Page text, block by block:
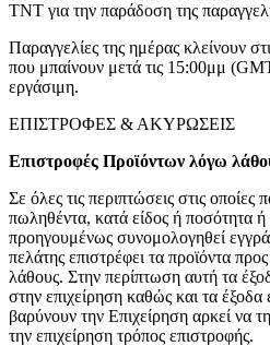
TNT για την παράδοση της
Παραγγελίες της ημέρας κλείνουν
που μπαίνουν μετά τις 15:00μμ
εργάσιμη.
ΕΠΙΣΤΡΟΦΕΣ & ΑΚΥΡΩΣΕΙΣ
Επιστροφές Προϊόντων λόγω
Σε όλες τις περιπτώσεις στις οποίες
πωληθέντα, κατά είδος ή ποσότητα ή
προηγουμένως συνομολογηθεί
πελάτης επιστρέφει τα προϊόντα
λάθους. Στην περίπτωση αυτή τα
στην επιχείρηση καθώς και τα
βαρύνουν την Επιχείρηση αρκεί να
την επιχείρηση τρόπος επιστροφής.